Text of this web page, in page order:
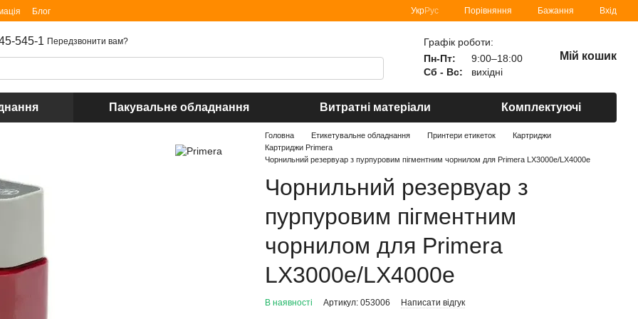
Блог УкрРус Порівняння Бажання Вхід
545-1 Передзвонити вам?
Графік роботи:
Пн-Пт:
9:00–18:00
Сб - Вс:
вихідні
Мій кошик
Пакувальне обладнання Витратні матеріали Комплектуючі
Головна Етикетувальне обладнання Принтери етикеток
Картриджи
Картриджи Primera
Чорнильний резервуар з пурпуровим пігментним чорнилом для Primera LX3000e/LX4000e
Чорнильний резервуар з
пурпуровим пігментним
чорнилом для Primera
LX3000e/LX4000e
В наявності Артикул: 053006 Написати відгук